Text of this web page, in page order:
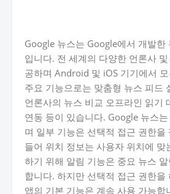
Google 뉴스는 Google에서 개발한
입니다. 전 세계의 다양한 언론사
공하며 Android 및 iOS 기기에서
주요 기능으로는 맞춤형 뉴스 피드
언론사의 뉴스 비교 오프라인 읽기
연동 등이 있습니다. Google 뉴스
며 일부 기능은 선택적 접근 권한을
들어 위치 정보는 사용자 위치에 맞
하기 위해 알림 기능은 중요 뉴스
합니다. 하지만 선택적 접근 권한을
앱의 기본 기능은 계속 사용 가능합